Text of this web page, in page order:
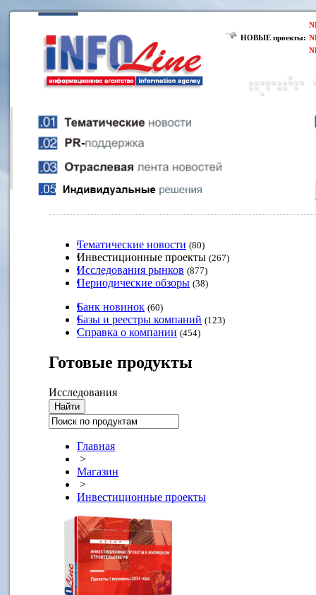
НОВЫЕ проекты:
Тематические новости (80)
Инвестиционные проекты (267)
Исследования рынков (877)
Периодические обзоры (38)
Банк новинок (60)
Базы и реестры компаний (123)
Справка о компании (454)
Готовые продукты
Исследования
Главная
>
Магазин
>
Инвестиционные проекты